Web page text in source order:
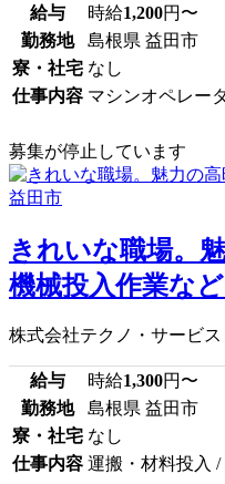
給与 時給1,200円〜
勤務地
島根県 益田市
寮・社宅 なし
仕事内容 マシンオペレー
募集が停止しています
きれいな職場。
機械投入作業な
株式会社テクノ・サービス
給与 時給1,300円〜
勤務地
島根県 益田市
寮・社宅 なし
仕事内容 運搬・材料投入 /